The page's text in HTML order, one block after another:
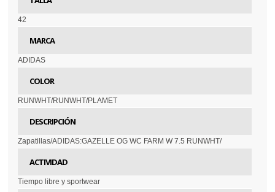
42
MARCA
ADIDAS
COLOR
RUNWHT/RUNWHT/PLAMET
DESCRIPCIÓN
Zapatillas/ADIDAS:GAZELLE OG WC FARM W 7.5 RUNWHT/
ACTIVIDAD
Tiempo libre y sportwear